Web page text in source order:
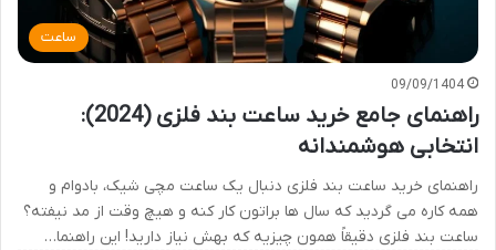
ساعت
09/09/1404
راهنمای جامع خرید ساعت بند فلزی (2024):
انتخابی هوشمندانه
راهنمای خرید ساعت بند فلزی دنبال یک ساعت مچی شیک، بادوام و
همه کاره می گردید که سال ها براتون کار کنه و هیچ وقت از مد نیفته؟
ساعت بند فلزی دقیقاً همون چیزیه که بهش نیاز دارید! این راهنما…